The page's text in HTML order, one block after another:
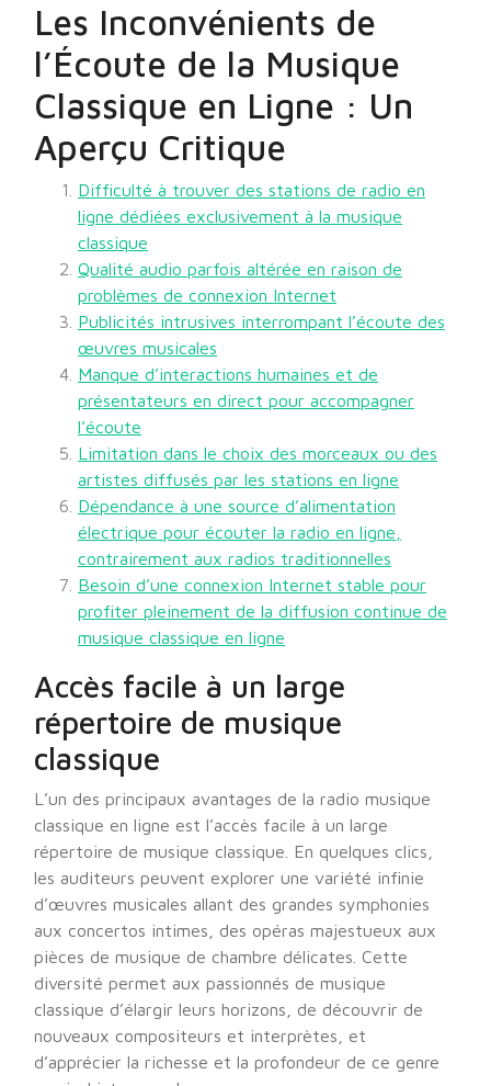
Les Inconvénients de
l’Écoute de la Musique
Classique en Ligne : Un
Aperçu Critique
Difficulté à trouver des stations de radio en
ligne dédiées exclusivement à la musique
classique
Qualité audio parfois altérée en raison de
problèmes de connexion Internet
Publicités intrusives interrompant l’écoute des
œuvres musicales
Manque d’interactions humaines et de
présentateurs en direct pour accompagner
l’écoute
Limitation dans le choix des morceaux ou des
artistes diffusés par les stations en ligne
Dépendance à une source d’alimentation
électrique pour écouter la radio en ligne,
contrairement aux radios traditionnelles
Besoin d’une connexion Internet stable pour
profiter pleinement de la diffusion continue de
musique classique en ligne
Accès facile à un large
répertoire de musique
classique
L’un des principaux avantages de la radio musique
classique en ligne est l’accès facile à un large
répertoire de musique classique. En quelques clics,
les auditeurs peuvent explorer une variété infinie
d’œuvres musicales allant des grandes symphonies
aux concertos intimes, des opéras majestueux aux
pièces de musique de chambre délicates. Cette
diversité permet aux passionnés de musique
classique d’élargir leurs horizons, de découvrir de
nouveaux compositeurs et interprètes, et
d’apprécier la richesse et la profondeur de ce genre